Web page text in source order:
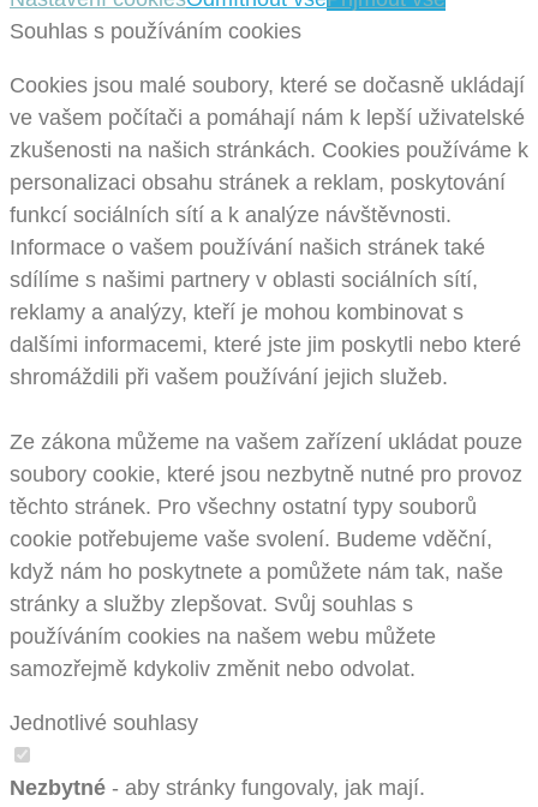
Souhlas s používáním cookies
Cookies jsou malé soubory, které se dočasně ukládají
ve vašem počítači a pomáhají nám k lepší uživatelské
zkušenosti na našich stránkách. Cookies používáme k
personalizaci obsahu stránek a reklam, poskytování
funkcí sociálních sítí a k analýze návštěvnosti.
Informace o vašem používání našich stránek také
sdílíme s našimi partnery v oblasti sociálních sítí,
reklamy a analýzy, kteří je mohou kombinovat s
dalšími informacemi, které jste jim poskytli nebo které
shromáždili při vašem používání jejich služeb.
Ze zákona můžeme na vašem zařízení ukládat pouze
soubory cookie, které jsou nezbytně nutné pro provoz
těchto stránek. Pro všechny ostatní typy souborů
cookie potřebujeme vaše svolení. Budeme vděční,
když nám ho poskytnete a pomůžete nám tak, naše
stránky a služby zlepšovat. Svůj souhlas s
používáním cookies na našem webu můžete
samozřejmě kdykoliv změnit nebo odvolat.
Jednotlivé souhlasy
Nezbytné - aby stránky fungovaly, jak mají.